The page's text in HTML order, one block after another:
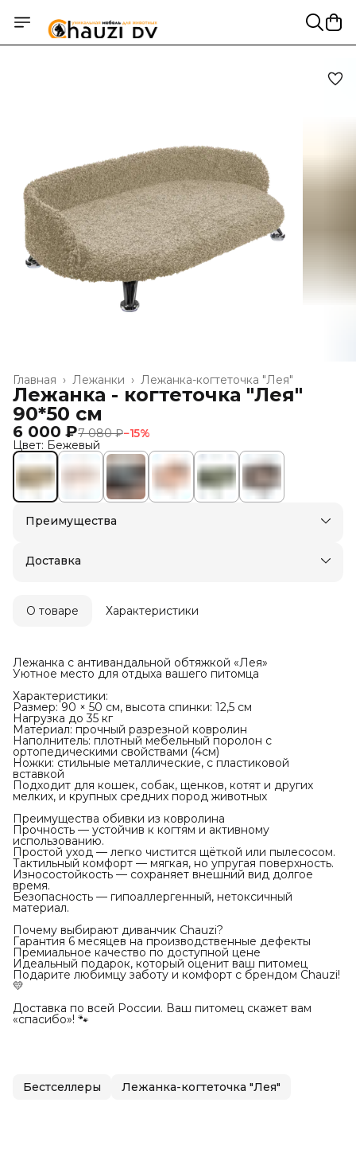
Лежанка-когтеточка "Лея"
Лежанки ›
Главная ›
Лежанка - когтеточка "Лея"
90*50 см
6 000 ₽7 080 ₽−15%
Цвет: Бежевый
Преимущества
Доставка в пункты выдачи или до двери
Доставка
О товаре Характеристики
Лежанка с антивандальной обтяжкой «Лея»
Уютное место для отдыха вашего питомца
Характеристики:
Размер: 90 × 50 см, высота спинки: 12,5 см
Нагрузка до 35 кг
Материал: прочный разрезной ковролин
Наполнитель: плотный мебельный поролон с
ортопедическими свойствами (4см)
Ножки: стильные металлические, с пластиковой
вставкой
Подходит для кошек, собак, щенков, котят и других
мелких, и крупных средних пород животных
Преимущества обивки из ковролина
Прочность — устойчив к когтям и активному
использованию.
Простой уход — легко чистится щёткой или пылесосом.
Тактильный комфорт — мягкая, но упругая поверхность.
Износостойкость — сохраняет внешний вид долгое
время.
Безопасность — гипоаллергенный, нетоксичный
материал.
Почему выбирают диванчик Chauzi?
Гарантия 6 месяцев на производственные дефекты
Премиальное качество по доступной цене
Идеальный подарок, который оценит ваш питомец
Подарите любимцу заботу и комфорт с брендом Chauzi!
💛
Доставка по всей России. Ваш питомец скажет вам
«спасибо»! 🐾
Бестселлеры Лежанка-когтеточка "Лея"